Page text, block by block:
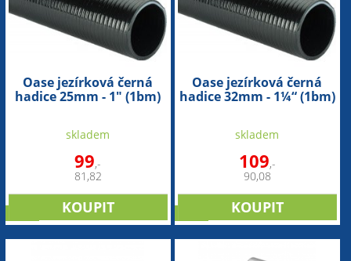
Oase jezírková černá
hadice 25mm - 1" (1bm)
skladem
99,-
81,82
Oase jezírková černá
hadice 32mm - 1¼“ (1bm)
skladem
109,-
90,08